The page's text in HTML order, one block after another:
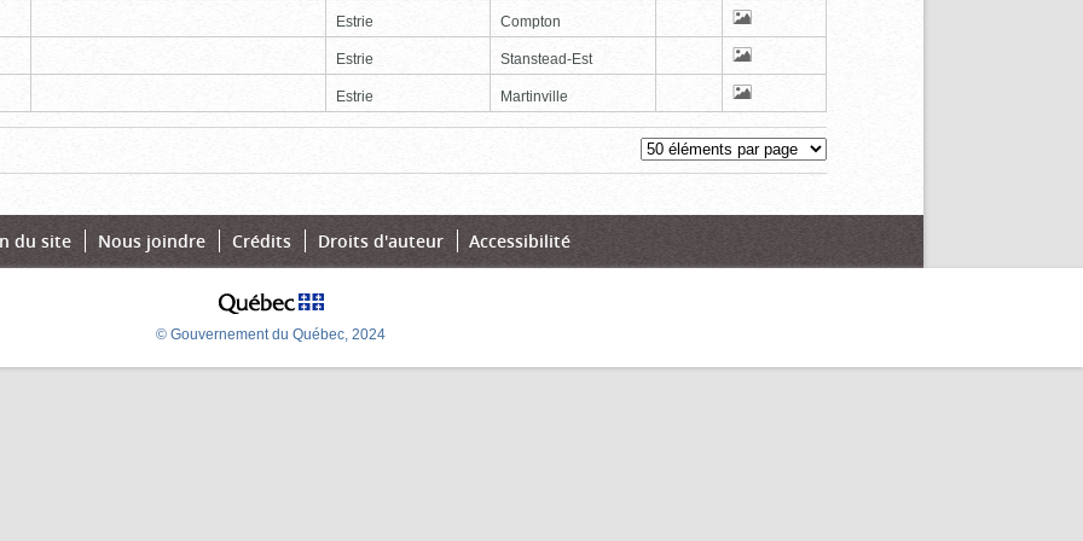
Estrie Compton
Estrie Stanstead-Est
Estrie Martinville
du site Nous joindre Crédits Droits d'auteur Accessibilité
© Gouvernement du Québec, 2024